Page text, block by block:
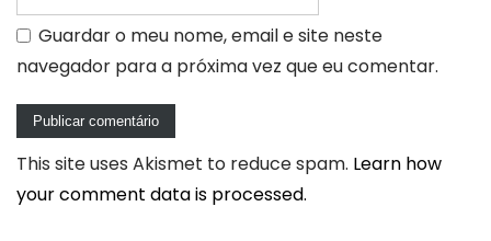
Guardar o meu nome, email e site neste
navegador para a próxima vez que eu comentar.
This site uses Akismet to reduce spam. Learn how
your comment data is processed.